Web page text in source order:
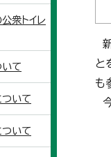
と
も
衆トイレ
て
いて
いて